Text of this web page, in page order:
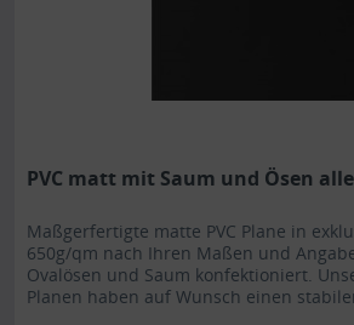
PVC matt mit Saum und Ösen
Maßgerfertigte matte PVC Plane in
650g/qm nach Ihren Maßen und
Ovalösen und Saum konfektioniert.
Planen haben auf Wunsch einen